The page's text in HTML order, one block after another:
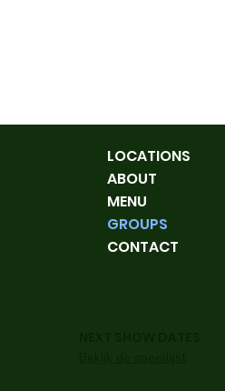
LOCATIONS
ABOUT
MENU
GROUPS
CONTACT